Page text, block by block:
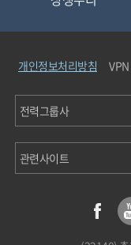
중소기업기술마
청탁금지법통
개인정보처리방침 VPN